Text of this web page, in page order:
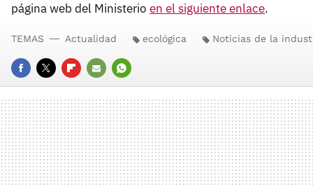
página web del Ministerio en el siguiente enlace.
FACEBOOK
TWITTERFLIPBOARD
E-
MAIL
WHATSAPP
TEMAS Actualidad ecológica Noticias de la